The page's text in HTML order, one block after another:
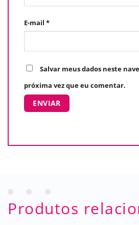
E-mail *
Salvar meus dados neste
próxima vez que eu comentar.
Produtos